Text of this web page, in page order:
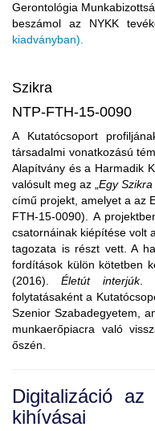
Gerontológia
beszámol az NYKK
kiadványban).
Szikra
NTP-FTH-15-0090
A Kutatócsoport
társadalmi vonatkozású
Alapítvány és a Harmadik
valósult meg az „Egy
című projekt, amelyet a az
FTH-15-0090). A
csatornáinak kiépítése volt
tagozata is részt vett. A
fordítások külön kötetben
(2016).Életút interjúk.
folytatásaként a
Szenior Szabadegyetem,
munkaerőpiacra való
őszén.
Digitalizáció
kihívásai